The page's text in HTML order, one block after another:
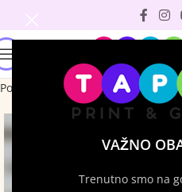
VAŽNO
Trenutno smo na
Početna Majice sa štampom